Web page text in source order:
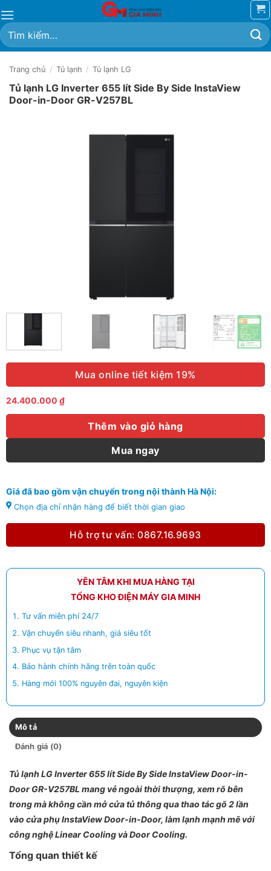
qua
nội
dung
Tìm
kiếm:
Trang chủ / Tủ lạnh / Tủ lạnh LG
Tủ lạnh LG Inverter 655 lít Side By Side InstaView
Door-in-Door GR-V257BL
Mua online tiết kiệm 19%
24.400.000 ₫
Thêm vào giỏ hàng
Mua ngay
Giá đã bao gồm vận chuyển trong nội thành Hà Nội:
Chọn địa chỉ nhận hàng để biết thời gian giao
Hỗ trợ tư vấn: 0867.16.9693
YÊN TÂM KHI MUA HÀNG TẠI
TỔNG KHO ĐIỆN MÁY GIA MINH
Tư vấn miễn phí 24/7
Vận chuyển siêu nhanh, giá siêu tốt
Phục vụ tận tâm
Bảo hành chính hãng trên toàn quốc
Hàng mới 100% nguyên đai, nguyên kiện
Mô tả
Đánh giá (0)
Tủ lạnh LG Inverter 655 lít Side By Side InstaView Door-in-
Door GR-V257BL mang vẻ ngoài thời thượng, xem rõ bên
trong mà không cần mở cửa tủ thông qua thao tác gõ 2 lần
vào cửa phụ InstaView Door-in-Door, làm lạnh mạnh mẽ với
công nghệ Linear Cooling và Door Cooling.
Tổng quan thiết kế